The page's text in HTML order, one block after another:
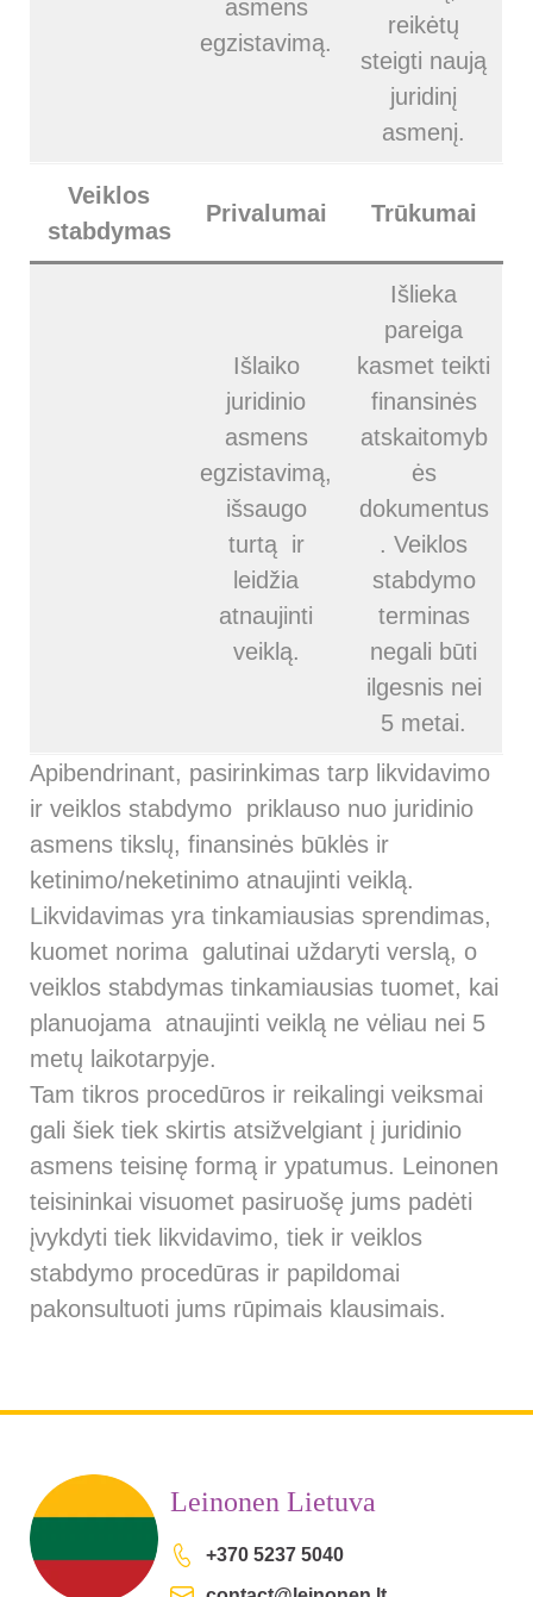
asmens
egzistavimą.
reikėtų
steigti naują
juridinį
asmenį.
Veiklos
stabdymas
Privalumai Trūkumai
Išlaiko
juridinio
asmens
egzistavimą,
išsaugo
turtą ir
leidžia
atnaujinti
veiklą.
Išlieka
pareiga
kasmet teikti
finansinės
atskaitomyb
ės
dokumentus
. Veiklos
stabdymo
terminas
negali būti
ilgesnis nei
5 metai.
Apibendrinant, pasirinkimas tarp likvidavimo
ir veiklos stabdymo priklauso nuo juridinio
asmens tikslų, finansinės būklės ir
ketinimo/neketinimo atnaujinti veiklą.
Likvidavimas yra tinkamiausias sprendimas,
kuomet norima galutinai uždaryti verslą, o
veiklos stabdymas tinkamiausias tuomet, kai
planuojama atnaujinti veiklą ne vėliau nei 5
metų laikotarpyje.
Tam tikros procedūros ir reikalingi veiksmai
gali šiek tiek skirtis atsižvelgiant į juridinio
asmens teisinę formą ir ypatumus. Leinonen
teisininkai visuomet pasiruošę jums padėti
įvykdyti tiek likvidavimo, tiek ir veiklos
stabdymo procedūras ir papildomai
pakonsultuoti jums rūpimais klausimais.
Leinonen Lietuva
+370 5237 5040